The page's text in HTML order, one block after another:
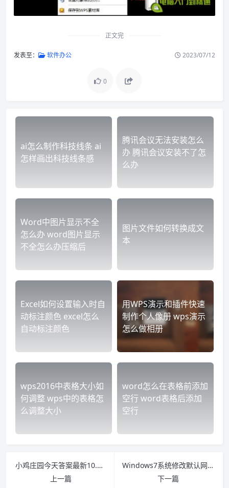
正文完
发表至： 软件办公 2023/07/12
0
ai怎么制作科技线条 ai
怎样画出科技线条感
腾讯会议无法安装怎么
办 腾讯会议安装不了怎
么办
Word中图片显示不全
怎么办 word图片显示
不全怎么办压缩后
图片文件如何转换成文
本
Excel如何设置输入时自
动标注颜色 excel怎么
自动标注颜色
用WPS演示和插件快速
制作个人像册 wps演示
怎么做相册
wps2016中表格大小如
何调整 wps中的表格怎
么调整大小
word怎么在表格前添加
空行 word表格后添加
空行
小鸡庄园今天答案最新10.26 小鸡庄园今天答案最新10.5
上一篇
Windows7系统修改默认网关的方法
下一篇